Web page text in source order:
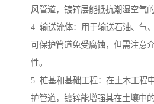
风管道，镀锌层能抵抗潮湿空气的
4. 输送流体：用于输送石油、气
可保护管道免受腐蚀，但需注意
性。
5. 桩基和基础工程：在土木工程
护管道，镀锌能增强其在土壤中